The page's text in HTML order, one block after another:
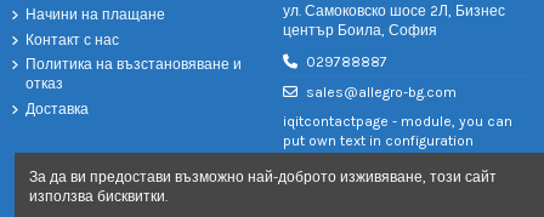
Начини на плащане
Контакт с нас
Политика на възстановяване и
отказ
Доставка
ул. Самоковско шосе 2Л, Бизнес
център Боила, София
029788887
sales@allegro-bg.com
iqitcontactpage - module, you can
put own text in configuration
За да ви предостави възможно най-доброто изживяване, този сайт
използва бисквитки.